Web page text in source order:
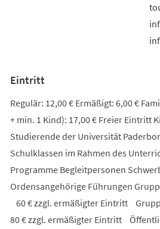
Eintritt
Regulär: 12,00 € Ermäßigt: 6,00 €
+ min. 1 Kind): 17,00 € Freier Eintritt
Studierende der Universität
Schulklassen im Rahmen des
Programme Begleitpersonen
Ordensangehörige Führungen
60 € zzgl. ermäßigter Eintritt
80 € zzgl. ermäßigter Eintritt